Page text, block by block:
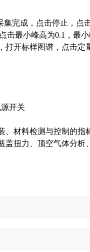
集完成，点击停止，点
击最小峰高为0.1，最
打开标样图谱，点击定
开关
材料检测与控制的指
盖扭力、顶空气体分析